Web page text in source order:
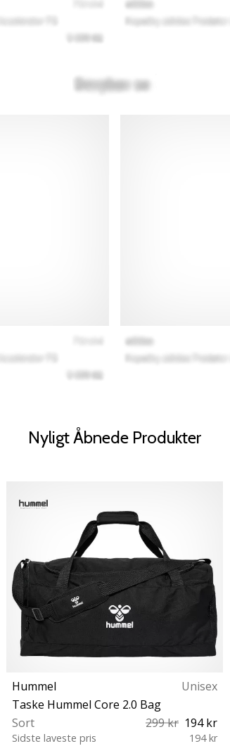
Nyligt Åbnede Produkter
Hummel
Unisex
Taske Hummel Core 2.0 Bag
Sort
299 kr 194 kr
Sidste laveste pris 194 kr